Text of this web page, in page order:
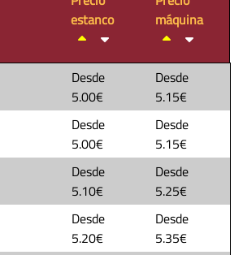
estanco
máquina
Desde
5.00€
Desde
5.15€
Desde
5.00€
Desde
5.15€
Desde
5.10€
Desde
5.25€
Desde
5.20€
Desde
5.35€